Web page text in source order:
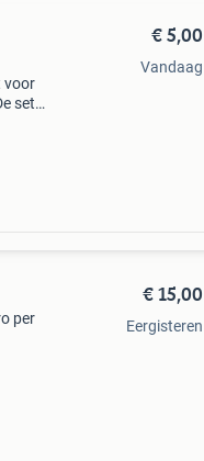
voor
set
€ 5,00
Vandaag
per
€ 15,00
Eergisteren